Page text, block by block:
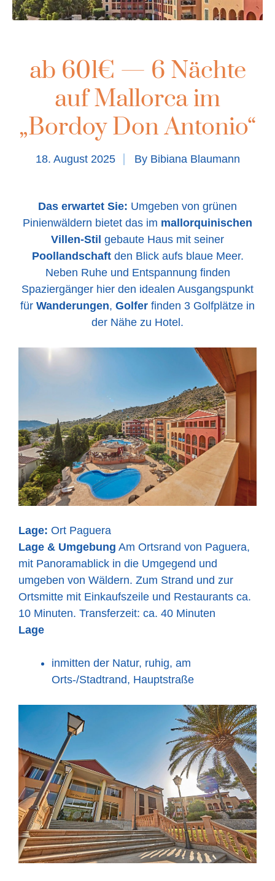
ab 601€ — 6 Nächte
auf Mallorca im
„Bordoy Don Antonio“
18. August 2025 By Bibiana Blaumann
Das erwartet Sie: Umgeben von grünen
Pinienwäldern bietet das im mallorquinischen
Villen-Stil gebaute Haus mit seiner
Poollandschaftden Blick aufs blaue Meer.
Neben Ruhe und Entspannung finden
Spaziergänger hier den idealen Ausgangspunkt
für Wanderungen, Golfer finden 3 Golfplätze in
der Nähe zu Hotel.
Lage: Ort Paguera
Lage & Umgebung Am Ortsrand von Paguera,
mit Panoramablick in die Umgegend und
umgeben von Wäldern. Zum Strand und zur
Ortsmitte mit Einkaufszeile und Restaurants ca.
10 Minuten. Transferzeit: ca. 40 Minuten
Lage
inmitten der Natur, ruhig, am
Orts-/Stadtrand, Hauptstraße